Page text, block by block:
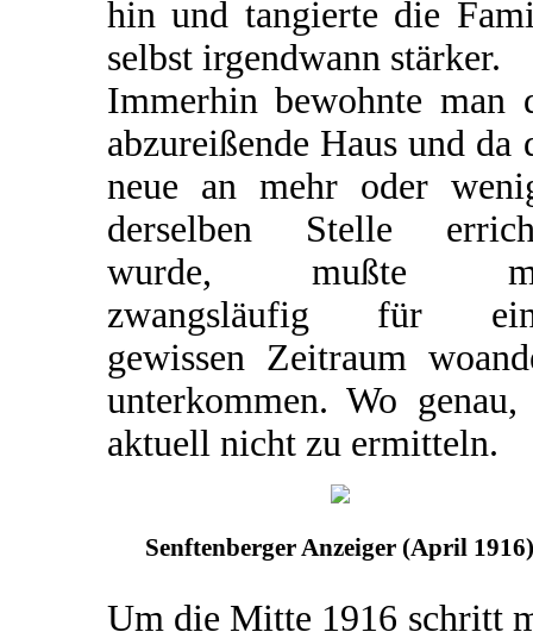
hin und tangierte die
selbst irgendwann stärker.
Immerhin bewohnte man
abzureißende Haus und da
neue an mehr oder
derselben Stelle
wurde, mußte
zwangsläufig für
gewissen Zeitraum
unterkommen. Wo
aktuell nicht zu ermitteln.
Senftenberger Anzeiger (April 1916)
Um die Mitte 1916 schritt